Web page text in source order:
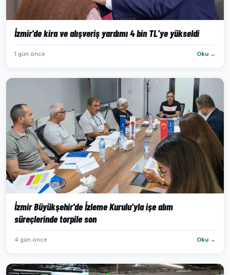
İzmir'de kira ve alışveriş yardımı 4 bin TL’ye yükseldi
1 gün önce Oku →
İzmir Büyükşehir'de İzleme Kurulu’yla işe alım
süreçlerinde torpile son
4 gün önce Oku →